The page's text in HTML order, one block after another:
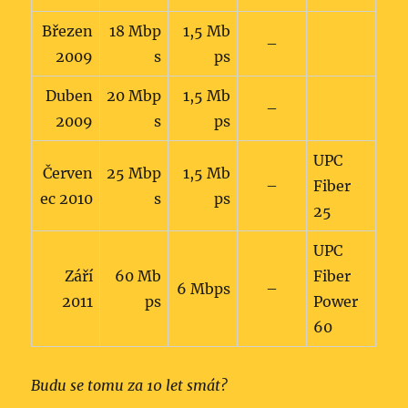
Březen
2009
18 Mbp
s
1,5 Mb
ps
–
Duben
2009
20 Mbp
s
1,5 Mb
ps
–
Červen
ec 2010
25 Mbp
s
1,5 Mb
ps
–
UPC
Fiber
25
Září
2011
60 Mb
ps
6 Mbps –
UPC
Fiber
Power
60
Budu se tomu za 10 let smát?